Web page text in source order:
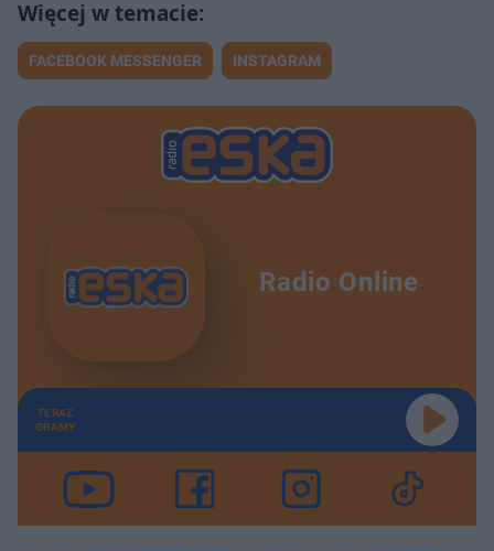
FACEBOOK MESSENGER INSTAGRAM
Radio Online
TERAZ
GRAMY